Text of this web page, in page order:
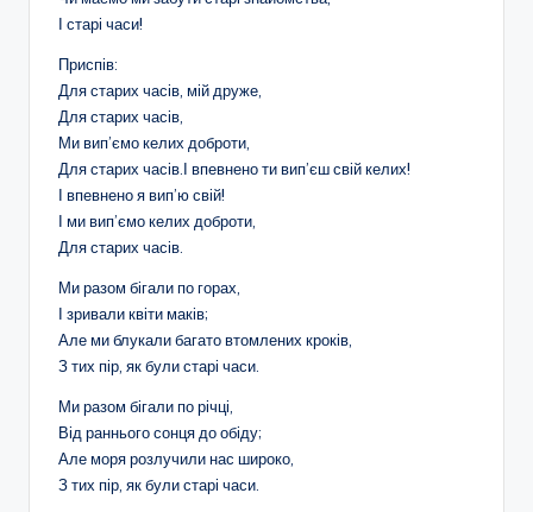
І старі часи!
Приспів:
Для старих часів, мій друже,
Для старих часів,
Ми вип’ємо келих доброти,
Для старих часів.І впевнено ти вип’єш свій келих!
І впевнено я вип’ю свій!
І ми вип’ємо келих доброти,
Для старих часів.
Ми разом бігали по горах,
І зривали квіти маків;
Але ми блукали багато втомлених кроків,
З тих пір, як були старі часи.
Ми разом бігали по річці,
Від раннього сонця до обіду;
Але моря розлучили нас широко,
З тих пір, як були старі часи.